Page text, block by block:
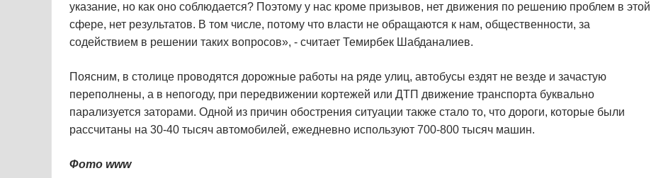
указание, но как оно соблюдается? Поэтому у нас кроме призывов, нет движения по решению проблем в этой
сфере, нет результатов. В том числе, потому что власти не обращаются к нам, общественности, за
содействием в решении таких вопросов», - считает Темирбек Шабданалиев.
Поясним, в столице проводятся дорожные работы на ряде улиц, автобусы ездят не везде и зачастую
переполнены, а в непогоду, при передвижении кортежей или ДТП движение транспорта буквально
парализуется заторами. Одной из причин обострения ситуации также стало то, что дороги, которые были
рассчитаны на 30-40 тысяч автомобилей, ежедневно используют 700-800 тысяч машин.
Фото www